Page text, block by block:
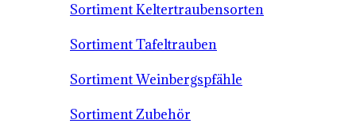
Sortiment Keltertraubensorten
Sortiment Tafeltrauben
Sortiment Weinbergspfähle
Sortiment Zubehör